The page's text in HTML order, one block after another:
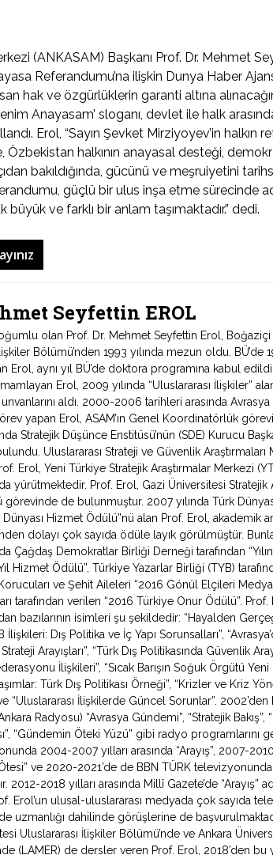
(ANKASAM) Başkanı Prof. Dr. Mehmet
Referandumu’na ilişkin Dunya Haber
hak ve özgürlüklerin garanti altına
Anayasam’ sloganı, devlet ile halk
Erol, “Sayın Şevket Mirziyoyev’in halkın
halkının anayasal desteği,
bakıldığında, gücünü ve meşruiyetini
güçlü bir ulus inşa etme sürecinde
ve farklı bir anlam taşımaktadır.” dedi.
Seyfettin EROL
olan Prof. Dr. Mehmet Seyfettin Erol, Boğaziçi
Bölümü’nden 1993 yılında mezun oldu. BÜ’de
Erol, aynı yıl BÜ’de doktora programına kabul
Erol, 2009 yılında “Uluslararası İlişkiler”
aldı. 2000-2006 tarihleri arasında Avrasya
yapan Erol, ASAM’ın Genel Koordinatörlük
Stratejik Düşünce Enstitüsü’nün (SDE) Kurucu
Uluslararası Strateji ve Güvenlik Araştırmaları
Erol, Yeni Türkiye Stratejik Araştırmalar Merkezi
da yürütmektedir. Prof. Erol, Gazi Üniversitesi Stratejik
de bulunmuştur. 2007 yılında Türk
Dünyası Hizmet Ödülü”nü alan Prof. Erol, akademik
dolayı çok sayıda ödüle layık görülmüştür.
Çağdaş Demokratlar Birliği Derneği tarafından
Hizmet Ödülü”, Türkiye Yazarlar Birliği (TYB)
ve Şehit Aileleri “2016 Gönül Elçileri
tarafından verilen “2016 Türkiye Onur Ödülü”. Prof.
bazılarının isimleri şu şekildedir: “Hayalden
Dış Politika ve İç Yapı Sorunsalları”,
Arayışları”, “Türk Dış Politikasında Güvenlik
İlişkileri”, “Sıcak Barışın Soğuk Örgütü Yeni
Türk Dış Politikası Örneği”, “Krizler ve Kriz
“Uluslararası İlişkilerde Güncel Sorunlar”.
Radyosu) “Avrasya Gündemi”, “Stratejik Bakış”,
“Gündemin Öteki Yüzü” gibi radyo programlarını
2004-2007 yılları arasında “Arayış”, 2007-
ve 2020-2021’de de BBN TÜRK televizyonunda
2012-2018 yılları arasında Millî Gazete’de “Arayış”
Erol’un ulusal-uluslararası medyada çok sayıda
uzmanlığı dahilinde görüşlerine de
Uluslararası İlişkiler Bölümü’nde ve Ankara
(LAMER) de dersler veren Prof. Erol, 2018’den bu